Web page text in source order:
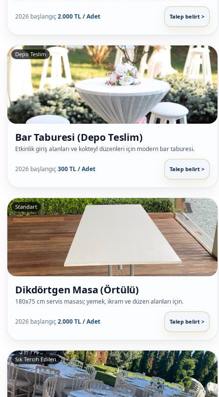
2026 başlangıç2.000 TL / Adet Talep belirt >
Depo Teslim
Bar Taburesi (Depo Teslim)
Etkinlik giriş alanları ve kokteyl düzenleri için modern bar taburesi.
2026 başlangıç300 TL / Adet Talep belirt >
Standart
Dikdörtgen Masa (Örtülü)
180x75 cm servis masası; yemek, ikram ve düzen alanları için.
2026 başlangıç2.000 TL / Adet Talep belirt >
Sık Tercih Edilen